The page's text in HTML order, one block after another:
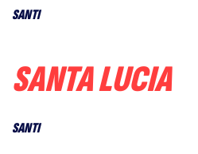
SANTI
SANTA LUCIA
SANTI